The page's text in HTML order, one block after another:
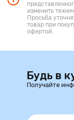
изменить
Просьба
товар при
офертой.
Будь в
Получайте